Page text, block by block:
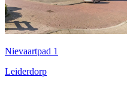
Nievaartpad 1
Leiderdorp